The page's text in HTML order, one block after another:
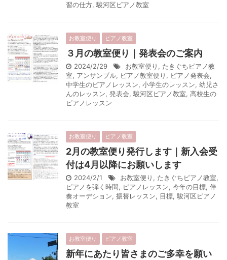
習の仕方, 駿河区ピアノ教室
お教室便り ピアノ教室
３月の教室便り｜発表会のご案内
2024/2/29 お教室便り , たきぐちピアノ教
室, アンサンブル, ピアノ教室便り , ピアノ発表会,
中学生のピアノレッスン, 小学生のレッスン, 幼児さ
んのレッスン, 発表会, 駿河区ピアノ教室, 高校生の
ピアノレッスン
お教室便り ピアノ教室
2月の教室便り発行します｜新入会受
付は4月以降にお願いします
2024/2/1 お教室便り , たきぐちピアノ教室,
ピアノを弾く時間, ピアノレッスン, 今年の目標, 伴
奏オーデション, 振替レッスン, 目標, 駿河区ピアノ
教室
お教室便り ピアノ教室
新年にあたり皆さまのご多幸を願い